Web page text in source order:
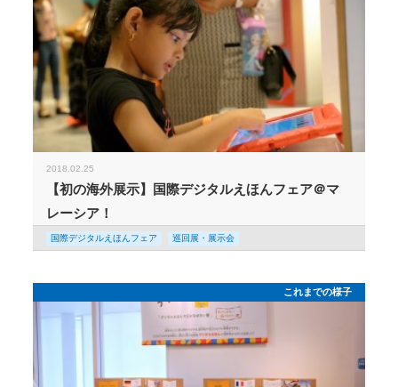
2018.02.25
【初の海外展示】国際デジタルえほんフェア＠マ
レーシア！
国際デジタルえほんフェア 巡回展・展示会
これまでの様子